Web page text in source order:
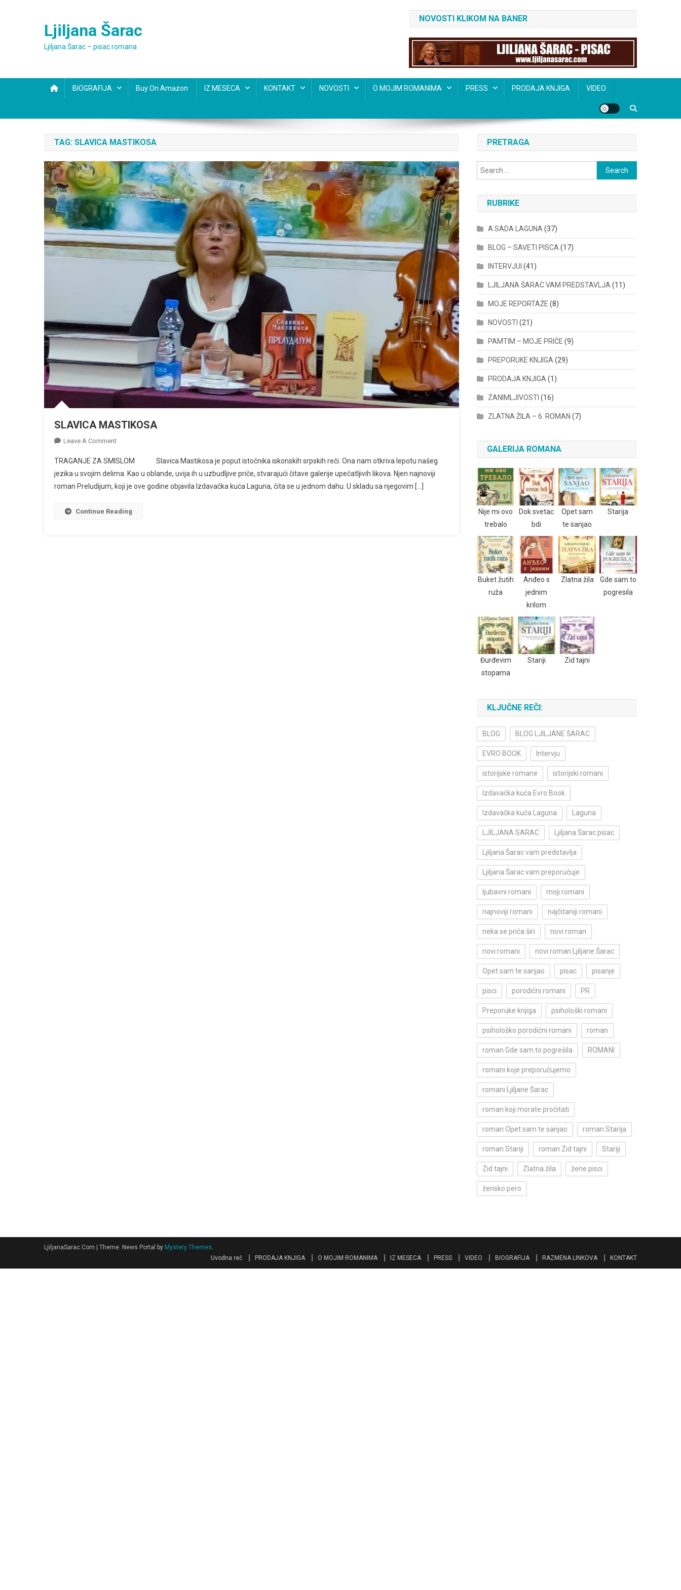
Ljiljana Šarac
Ljiljana Šarac – pisac romana
NOVOSTI KLIKOM NA BANER
BIOGRAFIJA Buy On Amazon IZ MESECA KONTAKT NOVOSTI O MOJIM ROMANIMA PRESS PRODAJA KNJIGA VIDEO
TAG: SLAVICA MASTIKOSA
SLAVICA MASTIKOSA
Leave A CommentOn
MASTIKOSA
TRAGANJE ZA SMISLOM Slavica Mastikosa je poput istočnika iskonskih srpskih reči. Ona nam otkriva lepotu našeg
jezika u svojim delima. Kao u oblande, uvija ih u uzbudljive priče, stvarajući čitave galerije upečatljivih likova. Njen najnoviji
roman Preludijum, koji je ove godine objavila Izdavačka kuća Laguna, čita se u jednom dahu. U skladu sa njegovim […]
Continue Reading
PRETRAGA
Search
for:
RUBRIKE
A SADA LAGUNA (37)
BLOG – SAVETI PISCA (17)
INTERVJUI (41)
LJILJANA ŠARAC VAM PREDSTAVLJA (11)
MOJE REPORTAŽE (8)
NOVOSTI (21)
PAMTIM – MOJE PRIČE (9)
PREPORUKE KNJIGA (29)
PRODAJA KNJIGA (1)
ZANIMLJIVOSTI (16)
ZLATNA ŽILA – 6. ROMAN (7)
GALERIJA ROMANA
Nije mi ovo
trebalo
Dok svetac
bdi
Opet sam
te sanjao
Starija
Buket žutih
ruža
Anđeo s
jednim
krilom
Zlatna žila
Gde sam to
pogresila
Đurđevim
stopama
Stariji Zid tajni
KLJUČNE REČI:
BLOG BLOG LJILJANE ŠARAC
EVRO BOOK Intervju
istorijske romane istorijski romani
Izdavačka kuća Evro Book
Izdavačka kuća Laguna Laguna
LJILJANA SARAC Ljiljana Šarac pisac
Ljiljana Šarac vam predstavlja
Ljiljana Šarac vam preporučuje
ljubavni romani moji romani
najnoviji romani najčitaniji romani
neka se priča širi novi roman
novi romani novi roman Ljiljane Šarac
Opet sam te sanjao pisac pisanje
pisci porodični romani PR
Preporuke knjiga psihološki romani
psihološko porodični romani roman
roman Gde sam to pogrešila ROMANI
romani koje preporučujemo
romani Ljiljane Šarac
roman koji morate pročitati
roman Opet sam te sanjao roman Starija
roman Stariji roman Zid tajni Stariji
Zid tajni Zlatna žila žene pisci
žensko pero
LjiljanaSarac.Com Theme: News Portal by Mystery Themes.
Uvodna reč
PRODAJA KNJIGA O MOJIM ROMANIMA IZ MESECA PRESS VIDEO BIOGRAFIJA RAZMENA LINKOVA KONTAKT